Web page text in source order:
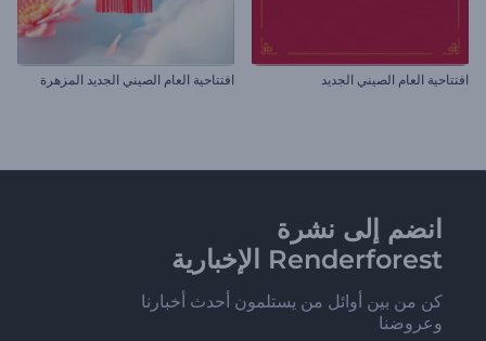
افتتاحية العام الصيني الجديد افتتاحية العام الصيني الجديد المزهرة
انضم إلى نشرة
Renderforest الإخبارية
كن من بين أوائل من يستلمون أحدث أخبارنا
وعروضنا